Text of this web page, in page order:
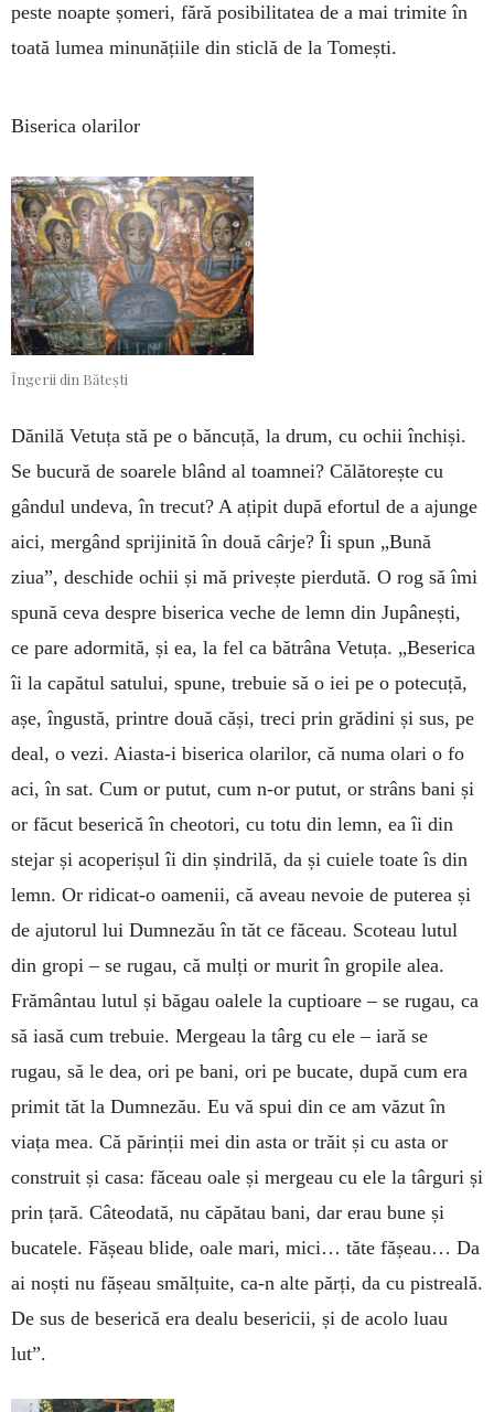
peste noapte șomeri, fără posibilitatea de a mai trimite în
toată lumea minunățiile din sticlă de la Tomești.
Biserica olarilor
Îngerii din Bătești
Dănilă Vetuța stă pe o băncuță, la drum, cu ochii închiși.
Se bucură de soarele blând al toamnei? Călătorește cu
gândul undeva, în trecut? A ațipit după efortul de a ajunge
aici, mergând sprijinită în două cârje? Îi spun „Bună
ziua”, deschide ochii și mă privește pierdută. O rog să îmi
spună ceva despre biserica veche de lemn din Jupânești,
ce pare adormită, și ea, la fel ca bătrâna Vetuța. „Beserica
îi la capătul satului, spune, trebuie să o iei pe o potecuță,
așe, îngustă, printre două căși, treci prin grădini și sus, pe
deal, o vezi. Aiasta-i biserica olarilor, că numa olari o fo
aci, în sat. Cum or putut, cum n-or putut, or strâns bani și
or făcut beserică în cheotori, cu totu din lemn, ea îi din
stejar și acoperișul îi din șindrilă, da și cuiele toate îs din
lemn. Or ridicat-o oamenii, că aveau nevoie de puterea și
de ajutorul lui Dumnezău în tăt ce făceau. Scoteau lutul
din gropi – se rugau, că mulți or murit în gropile alea.
Frământau lutul și băgau oalele la cuptioare – se rugau, ca
să iasă cum trebuie. Mergeau la târg cu ele – iară se
rugau, să le dea, ori pe bani, ori pe bucate, după cum era
primit tăt la Dumnezău. Eu vă spui din ce am văzut în
viața mea. Că părinții mei din asta or trăit și cu asta or
construit și casa: făceau oale și mergeau cu ele la târguri și
prin țară. Câteodată, nu căpătau bani, dar erau bune și
bucatele. Fășeau blide, oale mari, mici… tăte fășeau… Da
ai noști nu fășeau smălțuite, ca-n alte părți, da cu pistreală.
De sus de beserică era dealu besericii, și de acolo luau
lut”.